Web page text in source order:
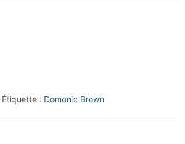
Étiquette : Domonic Brown